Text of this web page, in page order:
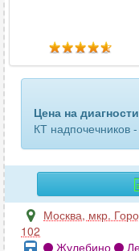
крестцово-
лимфоузлов
лицевых костей
Цена на
КТ надпочечников -
Москва, мкр.
102
Жулебино